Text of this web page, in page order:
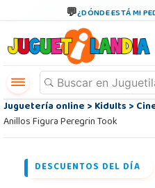
¿DÓNDE ESTÁ MI
Juguetería online>Kidults>
Anillos Figura Peregrin Took
DESCUENTOS DEL DÍA